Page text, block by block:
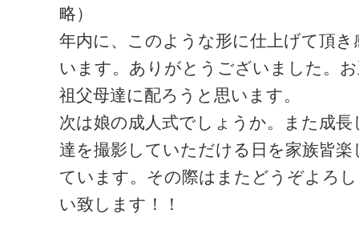
略）
年内に、このような形に仕上げて頂き
います。ありがとうございました。
祖父母達に配ろうと思います。
次は娘の成人式でしょうか。また成長
達を撮影していただける日を家族皆楽
ています。その際はまたどうぞよろ
い致します！！